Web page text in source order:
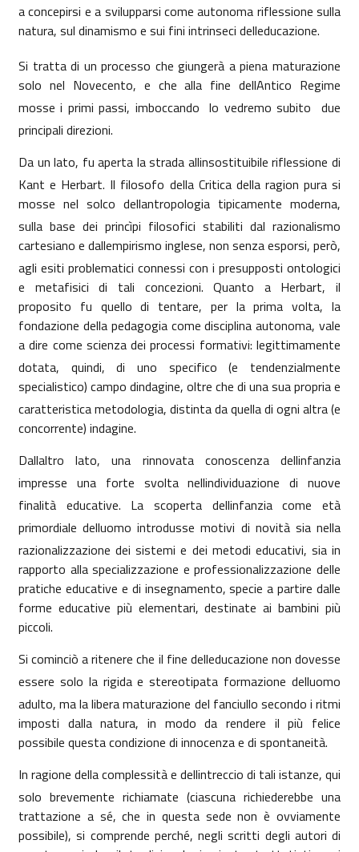
aconcepirsi e a svilupparsi come autonoma riflessione sulla
natura, sul dinamismo e sui fini intrinseci delleducazione.
Si tratta di un processo che giungerà a piena maturazione
solo nel Novecento, e che alla fine dellAntico Regime
mosse i primi passi, imboccando  lo vedremo subito  due
principali direzioni.
Da un lato, fu aperta la strada allinsostituibile riflessione di
Kant e Herbart. Il filosofo della Critica della ragion pura si
mosse nel solco dellantropologia tipicamente moderna,
sulla base dei princìpi filosofici stabiliti dal razionalismo
cartesiano e dallempirismo inglese, non senza esporsi, però,
agli esiti problematici connessi con i presupposti ontologici
e metafisici di tali concezioni. Quanto a Herbart, il
proposito fu quello di tentare, per la prima volta, la
fondazione della pedagogia come disciplina autonoma, vale
a dire come scienza dei processi formativi: legittimamente
dotata, quindi, di uno specifico (e tendenzialmente
specialistico) campo dindagine, oltre che di una sua propria e
caratteristica metodologia, distinta da quella di ogni altra (e
concorrente) indagine.
Dallaltro lato, una rinnovata conoscenza dellinfanzia
impresse una forte svolta nellindividuazione di nuove
finalità educative. La scoperta dellinfanzia come età
primordiale delluomo introdusse motivi di novità sia nella
razionalizzazione dei sistemi e dei metodi educativi, sia in
rapporto alla specializzazione e professionalizzazione delle
pratiche educative e di insegnamento, specie a partire dalle
forme educative più elementari, destinate ai bambini più
piccoli.
Si cominciò a ritenere che il fine delleducazione non dovesse
essere solo la rigida e stereotipata formazione delluomo
adulto, ma la libera maturazione del fanciullo secondo i ritmi
imposti dalla natura, in modo da rendere il più felice
possibile questa condizione di innocenza e di spontaneità.
In ragione della complessità e dellintreccio di tali istanze, qui
solo brevemente richiamate (ciascuna richiederebbe una
trattazione a sé, che in questa sede non è ovviamente
possibile), si comprende perché, negli scritti degli autori di